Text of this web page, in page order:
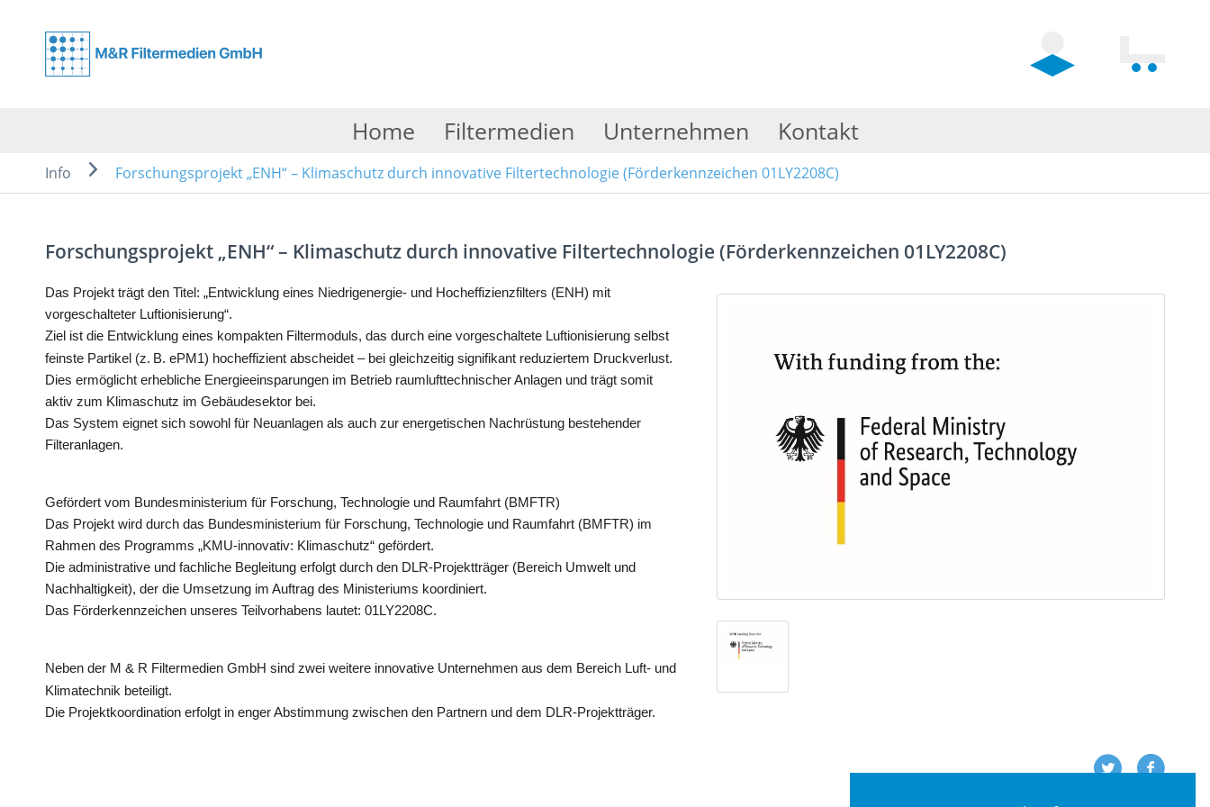
Home Filtermedien Unternehmen Kontakt
Info Forschungsprojekt „ENH“ – Klimaschutz durch innovative Filtertechnologie (Förderkennzeichen 01LY2208C)
Forschungsprojekt „ENH“ – Klimaschutz durch innovative Filtertechnologie (Förderkennzeichen 01LY2208C)
Das Projekt trägt den Titel: „Entwicklung eines Niedrigenergie- und Hocheffizienzfilters (ENH) mit
vorgeschalteter Luftionisierung“.
Ziel ist die Entwicklung eines kompakten Filtermoduls, das durch eine vorgeschaltete Luftionisierung selbst
feinste Partikel (z. B. ePM1) hocheffizient abscheidet – bei gleichzeitig signifikant reduziertem Druckverlust.
Dies ermöglicht erhebliche Energieeinsparungen im Betrieb raumlufttechnischer Anlagen und trägt somit
aktiv zum Klimaschutz im Gebäudesektor bei.
Das System eignet sich sowohl für Neuanlagen als auch zur energetischen Nachrüstung bestehender
Filteranlagen.
Gefördert vom Bundesministerium für Forschung, Technologie und Raumfahrt (BMFTR)
Das Projekt wird durch das Bundesministerium für Forschung, Technologie und Raumfahrt (BMFTR) im
Rahmen des Programms „KMU-innovativ: Klimaschutz“ gefördert.
Die administrative und fachliche Begleitung erfolgt durch den DLR-Projektträger (Bereich Umwelt und
Nachhaltigkeit), der die Umsetzung im Auftrag des Ministeriums koordiniert.
Das Förderkennzeichen unseres Teilvorhabens lautet: 01LY2208C.
Neben der M & R Filtermedien GmbH sind zwei weitere innovative Unternehmen aus dem Bereich Luft- und
Klimatechnik beteiligt.
Die Projektkoordination erfolgt in enger Abstimmung zwischen den Partnern und dem DLR-Projektträger.